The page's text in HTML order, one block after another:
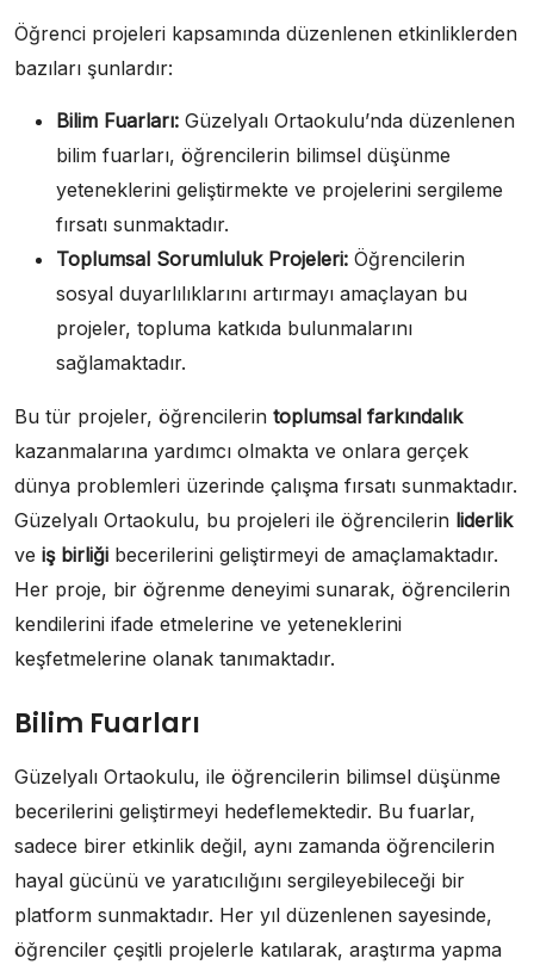
Öğrenci projeleri kapsamında düzenlenen etkinliklerden
bazıları şunlardır:
Bilim Fuarları: Güzelyalı Ortaokulu’nda düzenlenen
bilim fuarları, öğrencilerin bilimsel düşünme
yeteneklerini geliştirmekte ve projelerini sergileme
fırsatı sunmaktadır.
Toplumsal Sorumluluk Projeleri: Öğrencilerin
sosyal duyarlılıklarını artırmayı amaçlayan bu
projeler, topluma katkıda bulunmalarını
sağlamaktadır.
Bu tür projeler, öğrencilerin toplumsal farkındalık
kazanmalarına yardımcı olmakta ve onlara gerçek
dünya problemleri üzerinde çalışma fırsatı sunmaktadır.
Güzelyalı Ortaokulu, bu projeleri ile öğrencilerin liderlik
ve iş birliği becerilerini geliştirmeyi de amaçlamaktadır.
Her proje, bir öğrenme deneyimi sunarak, öğrencilerin
kendilerini ifade etmelerine ve yeteneklerini
keşfetmelerine olanak tanımaktadır.
Bilim Fuarları
Güzelyalı Ortaokulu, ile öğrencilerin bilimsel düşünme
becerilerini geliştirmeyi hedeflemektedir. Bu fuarlar,
sadece birer etkinlik değil, aynı zamanda öğrencilerin
hayal gücünü ve yaratıcılığını sergileyebileceği bir
platform sunmaktadır. Her yıl düzenlenen sayesinde,
öğrenciler çeşitli projelerle katılarak, araştırma yapma